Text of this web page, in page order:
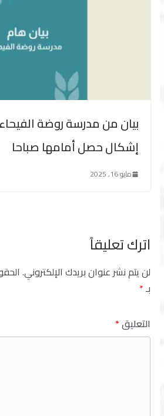
بيان من مدرسة روضة
إشكال حصل أمامها صباحا
مايو 16, 2025
اترك تعليقاً
لن يتم نشر عنوان بريدك الإلكتروني.
بـ*
التعليق*